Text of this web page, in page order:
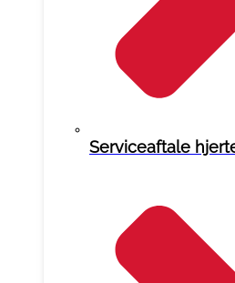
Serviceaftale